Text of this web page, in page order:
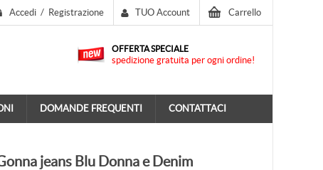
Carrello
TUO Account
Accedi / Registrazione
OFFERTA SPECIALE
spedizione gratuita per ogni ordine!
DOMANDE FREQUENTI CONTATTACI
jeans Blu Donna e Denim